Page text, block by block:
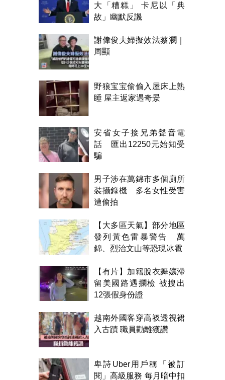
大「糟糕」 卡尼以「典
故」幽默反譏
謝偉俊夫婦擬效法蔡瀾｜
周顯
野狼宝宝偷偷入屋床上熟
睡 屋主返家遇奇景
安省女子接兄弟聲音電
話 匯出12250元始知受
騙
男子涉在萬錦市多個廁所
裝攝錄機 多名女性受害
遭偷拍
【大多區天氣】部分地區
發列黃色雷暴警告 萬
錦、烈治文山等恐現冰雹
【有片】加籍脫衣舞孃滯
留美國路遇攔檢 被搜出
12張假身份證
越南外國客穿高衩透視裙
入古蹟 職員勸離獲讚
卑詩Uber用戶稱「被訂
閱」高級服務 每月暗中扣